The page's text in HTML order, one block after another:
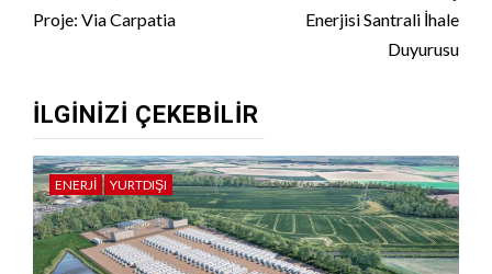
Proje: Via Carpatia
Enerjisi Santrali İhale
Duyurusu
İLGINIZI ÇEKEBILIR
ENERJI YURTDIŞI